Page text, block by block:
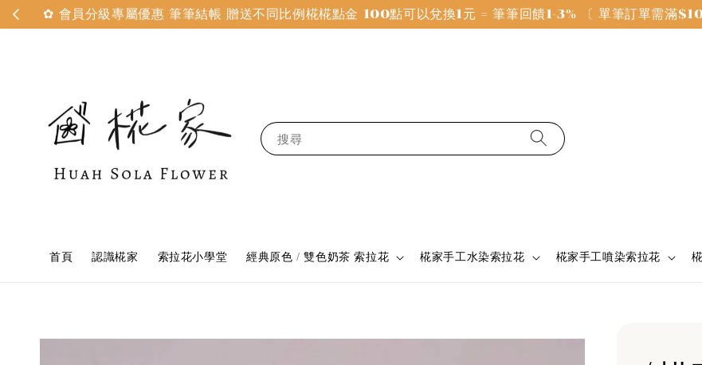
✿ 會員分級專屬優惠 筆筆結帳 贈送不同比例椛椛點金 100點可以兌換1元 = 筆筆回饋1-3% 〔 單筆訂單需滿
搜尋
首頁 認識椛家 索拉花小學堂 經典原色 / 雙色奶茶 索拉花 椛家手工水染索拉花 椛家手工噴染索拉花